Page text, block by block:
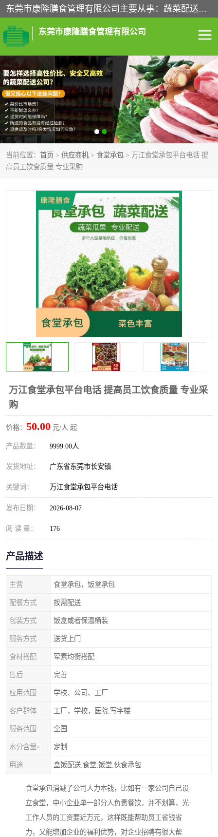
东莞市康隆膳食管理有限公司主要从事：蔬菜配送、食堂承包、企业工厂食堂承包、机关单位食堂承包、调味品配送、粮油配送、干货配送、副食配送、水果配送、海鲜配送等业务，东莞蔬菜配送电话，咨询在线客服。
东莞市康隆膳食管理有限公司
当前位置： 首页 > 供应商机 > 食堂承包 > 万江食堂承包平台电话 提
高员工饮食质量 专业采购
万江食堂承包平台电话 提高员工饮食质量 专业采
购
价格： 50.00 元/人 起
产品数量： 9999.00人
发货地址： 广东省东莞市长安镇
关键词： 万江食堂承包平台电话
发布日期： 2026-08-07
阅 读 量： 176
产品描述
主营 食堂承包，饭堂承包
配餐方式 按需配送
包装方式 饭盒或者保温桶装
服务方式 送货上门
食材搭配 荤素均衡搭配
售后 完善
应用范围 学校、公司、工厂
客户群体 工厂，学校，医院,写字楼
服务范围 全国
水分含量≤ 定制
用途 盒饭配送,食堂,饭堂,伙食承包
食堂承包消减了公司人力本钱，比如有一家公司自己设
立食堂，中小企业单一部分人负责餐饮，并不划算，光
工作人员的工资要近万元，这样既能帮助员工省钱省
力，又能增加企业的福利优势，对企业招聘有很大帮
食堂承包 蔬菜配送
粮油配送 鲜肉配送
海鲜配送 食材配送
调料配送 企业工厂食堂承包
干货配送 副食配送